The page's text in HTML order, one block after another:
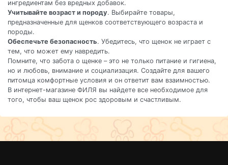
ингредиентам без вредных добавок.
Учитывайте возраст и породу. Выбирайте товары,
предназначенные для щенков соответствующего возраста и
породы.
Обеспечьте безопасность. Убедитесь, что щенок не играет с
тем, что может ему навредить.
Помните, что забота о щенке – это не только питание и гигиена,
но и любовь, внимание и социализация. Создайте для вашего
питомца комфортные условия и он ответит вам взаимностью.
В интернет-магазине ФИЛЯ вы найдете все необходимое для
того, чтобы ваш щенок рос здоровым и счастливым.